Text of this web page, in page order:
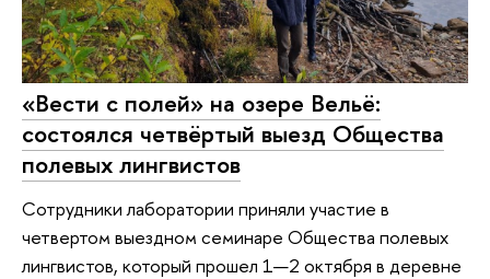
«Вести с полей» на озере Вельё:
состоялся четвёртый выезд Общества
полевых лингвистов
Сотрудники лаборатории приняли участие в
четвертом выездном семинаре Общества полевых
лингвистов, который прошел 1—2 октября в деревне